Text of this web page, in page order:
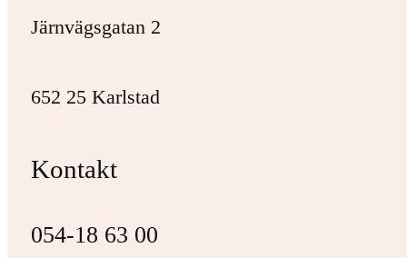
Järnvägsgatan 2
652 25 Karlstad
Kontakt
054-18 63 00